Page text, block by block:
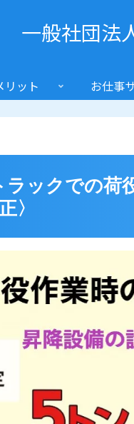
一般社団法
リット お仕事
ラックでの荷
〉